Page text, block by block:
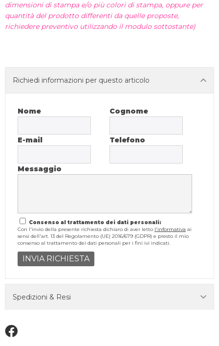
dimensioni di stampa e/o più colori di stampa, oppure per
quantità del prodotto differenti da quelle proposte,
richiedere preventivo utilizzando il modulo sottostante)
Richiedi informazioni per questo articolo
Nome Cognome
E-mail Telefono
Messaggio
Consenso al trattamento dei dati personali:
Con l'invio della presente richiesta dichiaro di aver letto l'informativa ai
sensi dell'art. 13 del Regolamento (UE) 2016/679 (GDPR) e presto il mio
consenso al trattamento dei dati personali per i fini ivi indicati.
INVIA RICHIESTA
Spedizioni & Resi